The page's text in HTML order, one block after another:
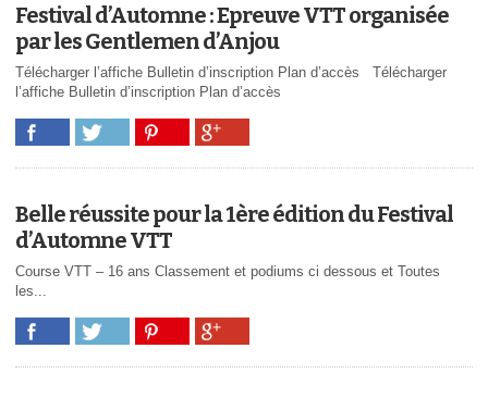
Festival d’Automne : Epreuve VTT organisée
par les Gentlemen d’Anjou
Télécharger l’affiche Bulletin d’inscription Plan d’accès Télécharger
l’affiche Bulletin d’inscription Plan d’accès
Belle réussite pour la 1ère édition du Festival
d’Automne VTT
Course VTT – 16 ans Classement et podiums ci dessous et Toutes
les...